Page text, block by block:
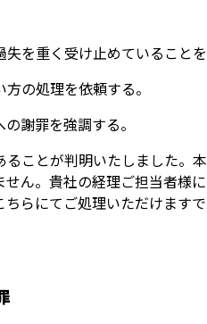
を重く受け止めていること
の処理を依頼する。
謝罪を強調する。
ることが判明いたしました
せん。貴社の経理ご担当者様
らにてご処理いただけます